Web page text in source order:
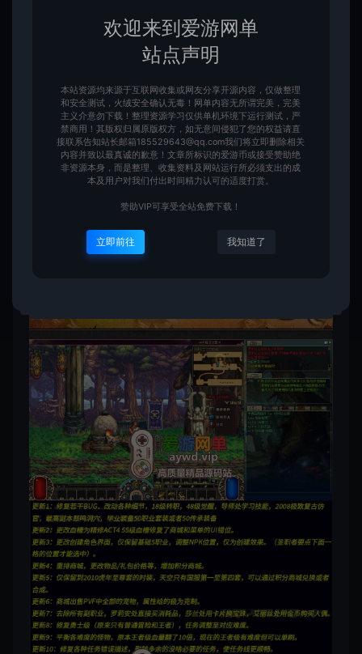
欢迎来到爱游网单
站点声明
本站资源均来源于互联网收集或网友分享开源内容，仅做整理
和安全测试，火绒安全确认无毒！网单内容无所谓完美，完美
主义介意勿下载！整理资源学习仅供单机环境下运行测试，严
禁商用！其版权归属原版权方，如无意间侵犯了您的权益请直
接联系告知站长邮箱185529643@qq.com我们将立即删除相关
内容并致以最真诚的歉意！文章所标识的爱游币或接受赞助绝
非资源本身，而是整理、收集资料及网站运行所必须支出的成
本及用户对我们付出时间精力认可的适度打赏。
赞助VIP可享受全站免费下载！
立即前往 我知道了